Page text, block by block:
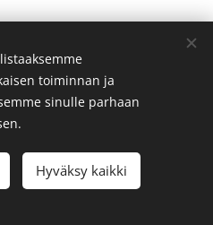
pidätetään
toiminnan ja
sinulle parhaan
Hyväksy kaikki